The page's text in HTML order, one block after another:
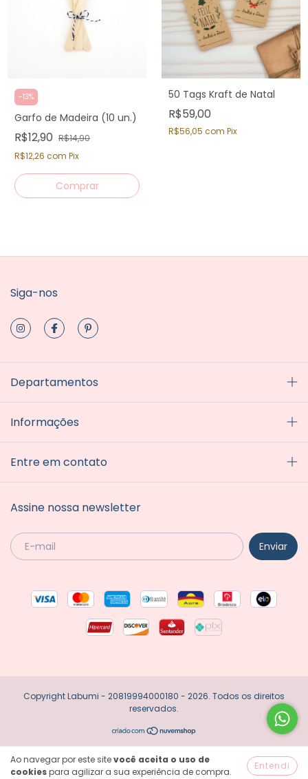
Ao navegar por este sitevocê aceita o uso de
cookiespara agilizar a sua experiência de compra.
Entendi
-13%
Garfo de Madeira (10 un.)
R$12,90 R$14,90
R$12,26 com Pix
50 Tags Kraft de Natal
R$59,00
R$56,05 com Pix
Siga-nos
Departamentos
Informações
Entre em contato
Assine nossa newsletter
Copyright Labumi - 20819994000180 - 2026. Todos os direitos
reservados.